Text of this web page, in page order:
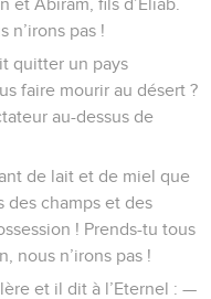
et Abirâm, fils d’Eliab.
n’irons pas !
quitter un pays
faire mourir au désert ?
au-dessus de
de lait et de miel que
des champs et des
! Prends-tu tous
nous n’irons pas !
et il dit à l’Eternel : —